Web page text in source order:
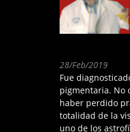
28/Feb/2019
Fue
pigmentaria. No
haber perdido
totalidad de la
uno de los